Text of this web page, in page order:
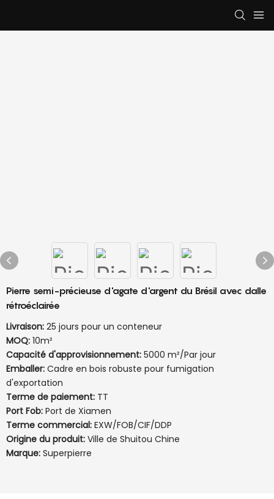
Pierre semi-précieuse d'agate d'argent du Brésil avec dalle
rétroéclairée
Livraison: 25 jours pour un conteneur
MOQ: 10m²
Capacité d'approvisionnement: 5000 m²/Par jour
Emballer: Cadre en bois robuste pour fumigation
d'exportation
Terme de paiement: TT
Port Fob: Port de Xiamen
Terme commercial: EXW/FOB/CIF/DDP
Origine du produit: Ville de Shuitou Chine
Marque: Superpierre